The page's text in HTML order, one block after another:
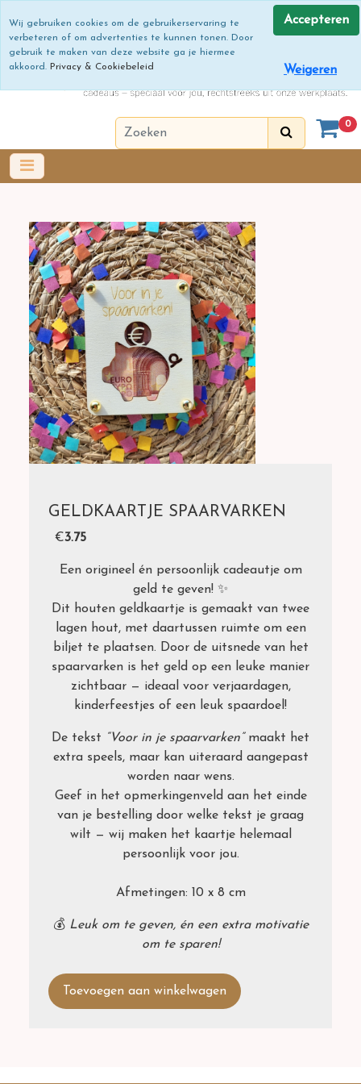
0
GELDKAARTJE SPAARVARKEN
€3.75
Een origineel én persoonlijk cadeautje om
geld te geven! ✨
Dit houten geldkaartje is gemaakt van twee
lagen hout, met daartussen ruimte om een
biljet te plaatsen. Door de uitsnede van het
spaarvarken is het geld op een leuke manier
zichtbaar — ideaal voor verjaardagen,
kinderfeestjes of een leuk spaardoel!
De tekst “Voor in je spaarvarken”maakt het
extra speels, maar kan uiteraard aangepast
worden naar wens.
Geef in het opmerkingenveld aan het einde
van je bestelling door welke tekst je graag
wilt — wij maken het kaartje helemaal
persoonlijk voor jou.
Afmetingen: 10 x 8 cm
💰 Leuk om te geven, én een extra motivatie
om te sparen!
Wij gebruiken cookies om de gebruikerservaring te
verbeteren of om advertenties te kunnen tonen. Door
gebruik te maken van deze website ga je hiermee
akkoord. Privacy & Cookiebeleid
Accepteren
Weigeren